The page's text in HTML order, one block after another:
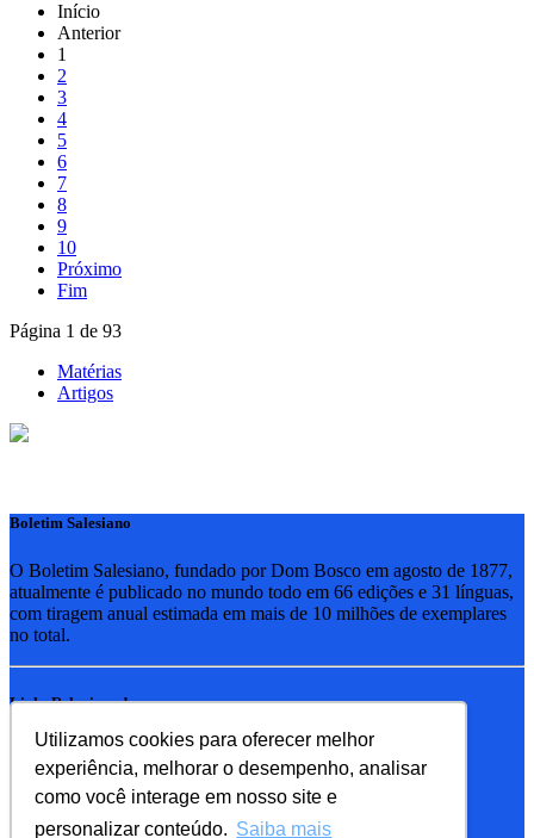
Utilizamos cookies para oferecer melhor
experiência, melhorar o desempenho, analisar
como você interage em nosso site e
personalizar conteúdo. Saiba mais
Início
Anterior
1
2
3
4
5
6
7
8
9
10
Próximo
Fim
Página 1 de 93
Matérias
Artigos
Boletim Salesiano
O Boletim Salesiano, fundado por Dom Bosco em agosto de 1877,
atualmente é publicado no mundo todo em 66 edições e 31 línguas,
com tiragem anual estimada em mais de 10 milhões de exemplares
no total.
Links Relacionados
RSB - Rede Salesiana Brasil
EDEBE - Editora
UPV - União pela Vida